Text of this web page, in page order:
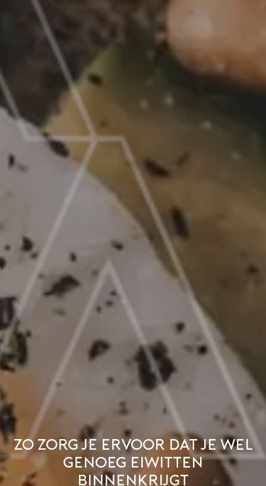
Zo zorg je ervoor dat je wel
genoeg eiwitten
binnenkrijgt